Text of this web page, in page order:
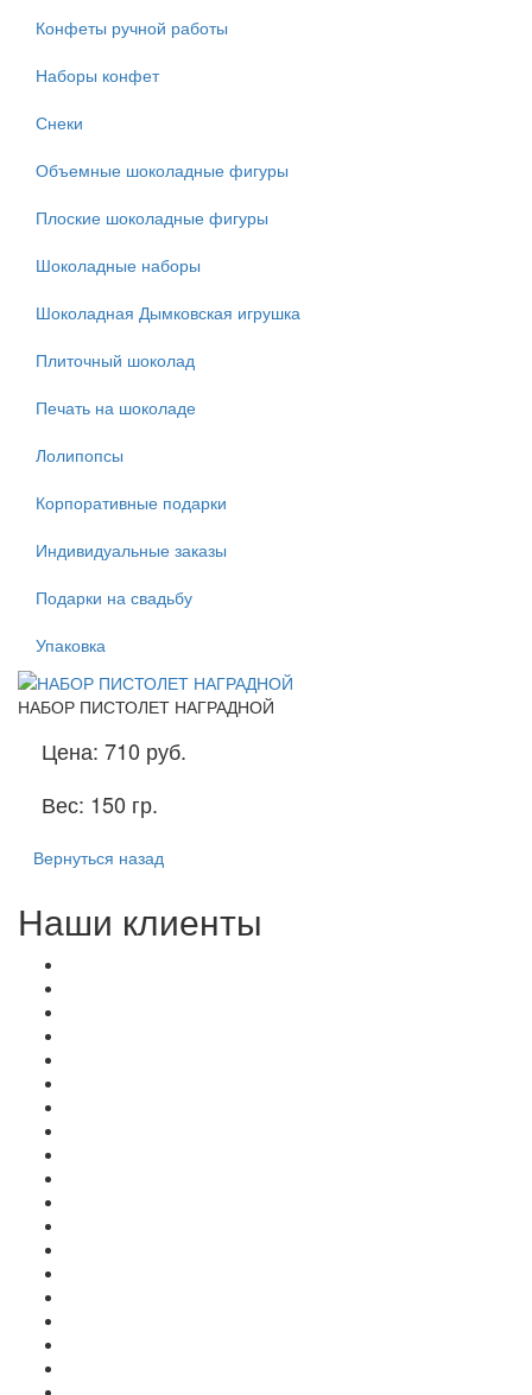
Конфеты ручной работы
Наборы конфет
Снеки
Объемные шоколадные фигуры
Плоские шоколадные фигуры
Шоколадные наборы
Шоколадная Дымковская игрушка
Плиточный шоколад
Печать на шоколаде
Лолипопсы
Корпоративные подарки
Индивидуальные заказы
Подарки на свадьбу
Упаковка
НАБОР ПИСТОЛЕТ НАГРАДНОЙ
Цена: 710 руб.
Вес: 150 гр.
Вернуться назад
Наши клиенты